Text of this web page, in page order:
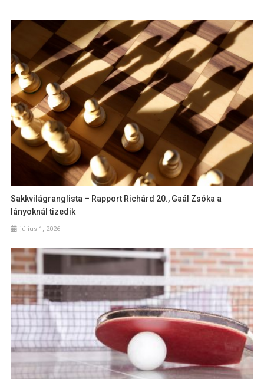
Sakkvilágranglista – Rapport Richárd 20., Gaál Zsóka a
lányoknál tizedik
július 1, 2026